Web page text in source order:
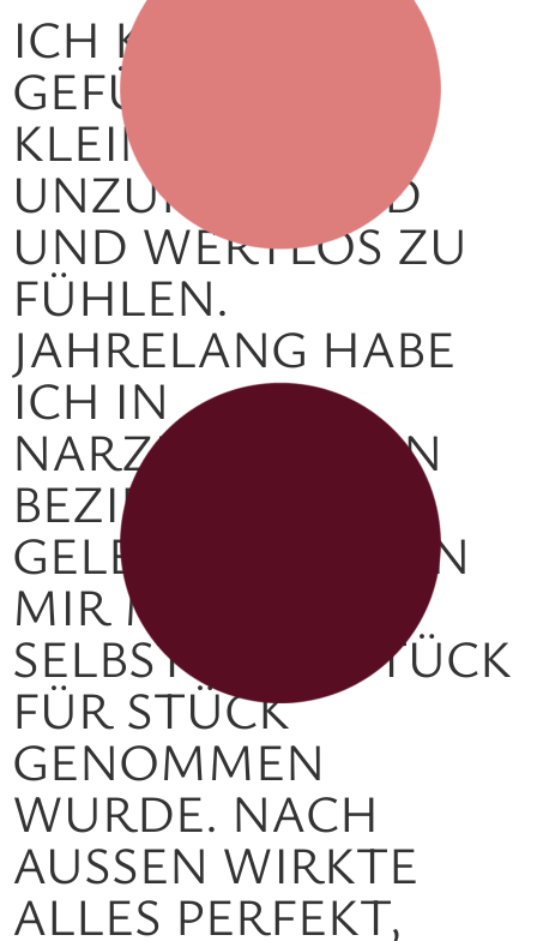
ICH KENNE DAS
GEFÜHL, SICH
KLEIN,
UNZUREICHEND
UND WERTLOS ZU
FÜHLEN.
JAHRELANG HABE
ICH IN
NARZISSTISCHEN
BEZIEHUNGEN
GELEBT, IN DENEN
MIR MEIN
SELBSTWERT STÜCK
FÜR STÜCK
GENOMMEN
WURDE. NACH
AUSSEN WIRKTE A
LLES PERFEKT, D